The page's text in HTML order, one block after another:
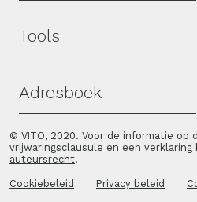
Tools
Adresboek
© VITO, 2020. Voor de informatie op
vrijwaringsclausule en een
auteursrecht.
Cookiebeleid Privacy beleid